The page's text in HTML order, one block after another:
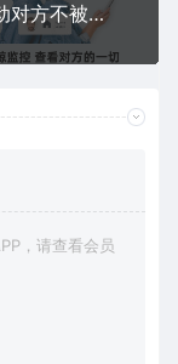
不惊动对方不被发现的远程监控对方一举一动
，请查看会员